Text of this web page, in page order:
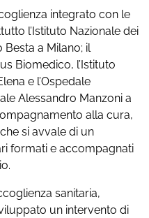
integrato con le
l’Istituto Nazionale dei
Besta a Milano; il
Biomedico, l’Istituto
e l’Ospedale
Alessandro Manzoni a
alla cura,
si avvale di un
formati e accompagnati
sanitaria,
un intervento di